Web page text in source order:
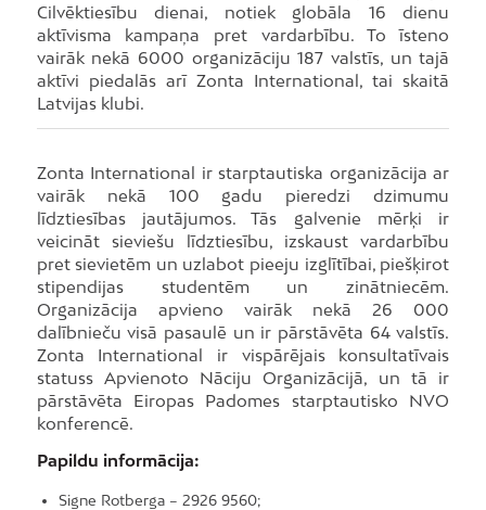
Cilvēktiesību dienai, notiek globāla 16 dienu
aktīvisma kampaņa pret vardarbību. To īsteno
vairāk nekā 6000 organizāciju 187 valstīs, un tajā
aktīvi piedalās arī Zonta International, tai skaitā
Latvijas klubi.
Zonta International ir starptautiska organizācija ar
vairāk nekā 100 gadu pieredzi dzimumu
līdztiesības jautājumos. Tās galvenie mērķi ir
veicināt sieviešu līdztiesību, izskaust vardarbību
pret sievietēm un uzlabot pieeju izglītībai, piešķirot
stipendijas studentēm un zinātniecēm.
Organizācija apvieno vairāk nekā 26 000
dalībnieču visā pasaulē un ir pārstāvēta 64 valstīs.
Zonta International ir vispārējais konsultatīvais
statuss Apvienoto Nāciju Organizācijā, un tā ir
pārstāvēta Eiropas Padomes starptautisko NVO
konferencē.
Papildu informācija:
Signe Rotberga – 2926 9560;